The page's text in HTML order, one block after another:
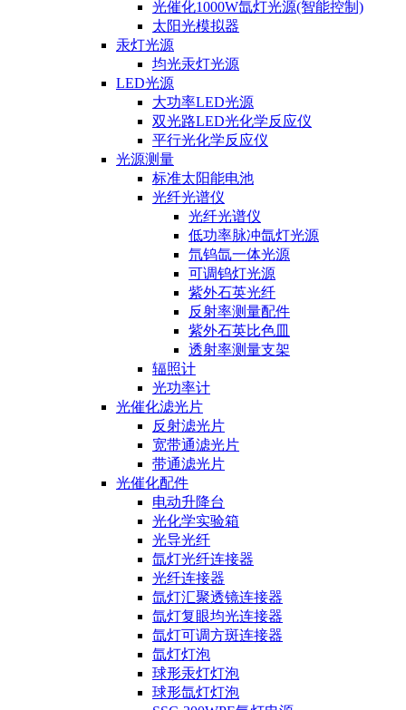
光催化1000W氙灯光源(智能控制)
太阳光模拟器
汞灯光源
均光汞灯光源
LED光源
大功率LED光源
双光路LED光化学反应仪
平行光化学反应仪
光源测量
标准太阳能电池
光纤光谱仪
光纤光谱仪
低功率脉冲氙灯光源
氘钨氙一体光源
可调钨灯光源
紫外石英光纤
反射率测量配件
紫外石英比色皿
透射率测量支架
辐照计
光功率计
光催化滤光片
反射滤光片
宽带通滤光片
带通滤光片
光催化配件
电动升降台
光化学实验箱
光导光纤
氙灯光纤连接器
光纤连接器
氙灯汇聚透镜连接器
氙灯复眼均光连接器
氙灯可调方斑连接器
氙灯灯泡
球形汞灯灯泡
球形氙灯灯泡